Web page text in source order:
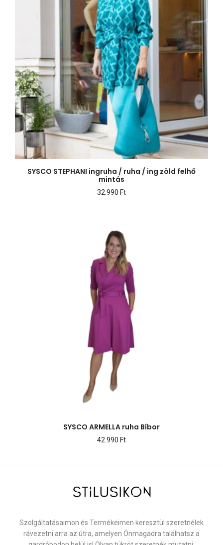
SYSCO STEPHANI ingruha / ruha / ing zöld felhő
mintás
32.990 Ft
SYSCO ARMELLA ruha Bíbor
42.990 Ft
Szolgáltatásaimon és Termékeimen keresztül szeretnélek
rávezetni arra az útra, amelyen Önmagadra találhatsz a